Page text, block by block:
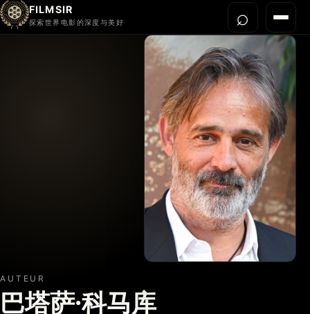
FILMSIR
探索世界电影的深度与美好 菜单
⌕打开
AUTEUR
巴塔萨·科马库